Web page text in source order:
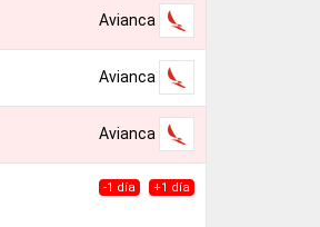
Avianca
Avianca
Avianca
-1 día +1 día